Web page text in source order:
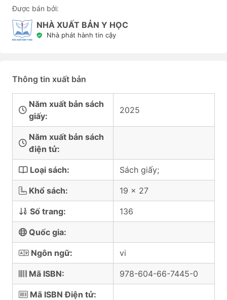
Được bán bởi:
NHÀ XUẤT BẢN Y HỌC
Nhà phát hành tin cậy
Thông tin xuất bản
Năm xuất bản sách
giấy:
2025
Năm xuất bản sách
điện tử:
Loại sách: Sách giấy;
Khổ sách: 19 x 27
Số trang: 136
Quốc gia:
Ngôn ngữ: vi
Mã ISBN: 978-604-66-7445-0
Mã ISBN Điện tử: